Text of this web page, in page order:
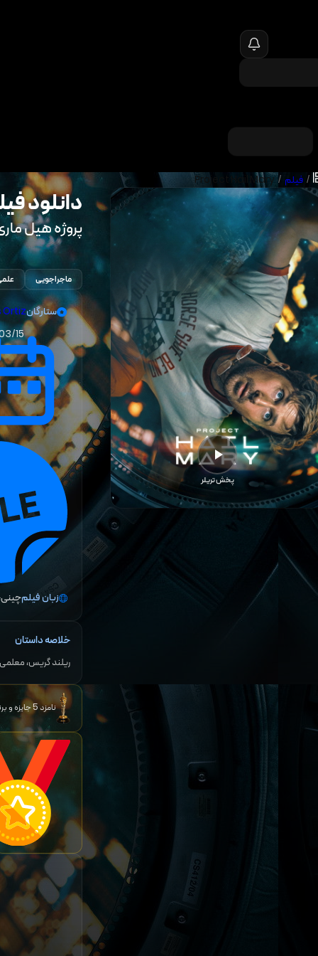
/ فیلم /
Project Hail Mary
دانلود
پروژه هیل
پخش تریلر
ماجراجویی
ستارگان
15
زبان فیلم
خلاصه داستان
ریلند گریس،
نامزد 5 جایزه و برنده 1 جایزه دیگر